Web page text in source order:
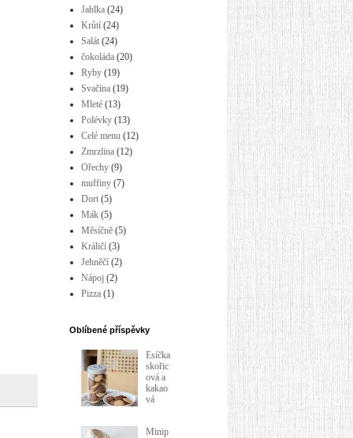
Jablka (24)
Krůtí (24)
Salát (24)
čokoláda (20)
Ryby (19)
Svačina (19)
Mleté (13)
Polévky (13)
Celé menu (12)
Zmrzlina (12)
Ořechy (9)
muffiny (7)
Dort (5)
Mák (5)
Měsíčně (5)
Králičí (3)
Jehněčí (2)
Nápoj (2)
Pizza (1)
Oblíbené příspěvky
Esíčka
skořic
ová a
kakao
vá
Minip